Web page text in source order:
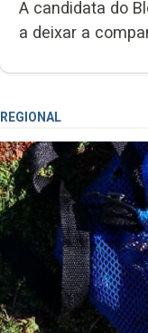
A candidata do
a deixar a
REGIONAL